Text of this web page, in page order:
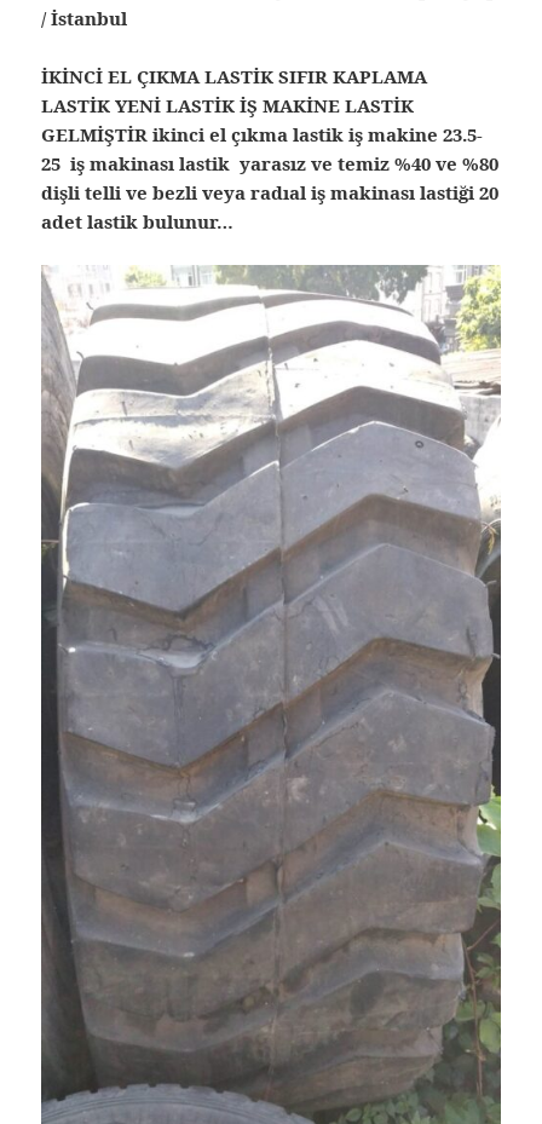
/ İstanbul
İKİNCİ EL ÇIKMA LASTİK SIFIR KAPLAMA
LASTİK YENİ LASTİK İŞ MAKİNE LASTİK
GELMİŞTİR ikinci el çıkma lastik iş makine 23.5-
25 iş makinası lastik yarasız ve temiz %40 ve %80
dişli telli ve bezli veya radıal iş makinası lastiği 20
adet lastik bulunur…